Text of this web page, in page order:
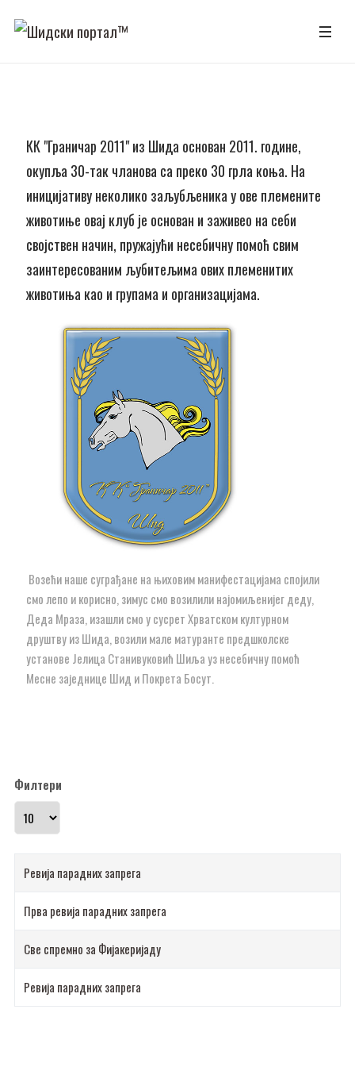
КК "Граничар 2011" из Шида основан 2011. године,
окупља 30-так чланова са преко 30 грла коња. На
иницијативу неколико заљубљеника у ове племените
животиње овај клуб је основан и заживео на себи
својствен начин, пружајући несебичну помоћ свим
заинтересованим љубитељима ових племенитих
животиња као и групама и организацијама.
Возећи наше суграђане на њиховим манифестацијама спојили
смо лепо и корисно, зимус смо возилили најомиљенијег деду,
Деда Мраза, изашли смо у сусрет Хрватском културном
друштву из Шида, возили мале матуранте предшколске
установе Јелица Станивуковић Шиља уз несебичну помоћ
Месне заједнице Шид и Покрета Босут.
Филтери
Прикажи број
Ревија парадних запрега
Прва ревија парадних запрега
Све спремно за Фијакеријаду
Ревија парадних запрега